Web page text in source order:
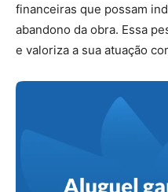
financeiras que possam
abandono da obra. Essa
e valoriza a sua atuação